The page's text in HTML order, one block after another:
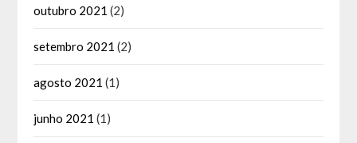
outubro 2021 (2)
setembro 2021 (2)
agosto 2021 (1)
junho 2021 (1)